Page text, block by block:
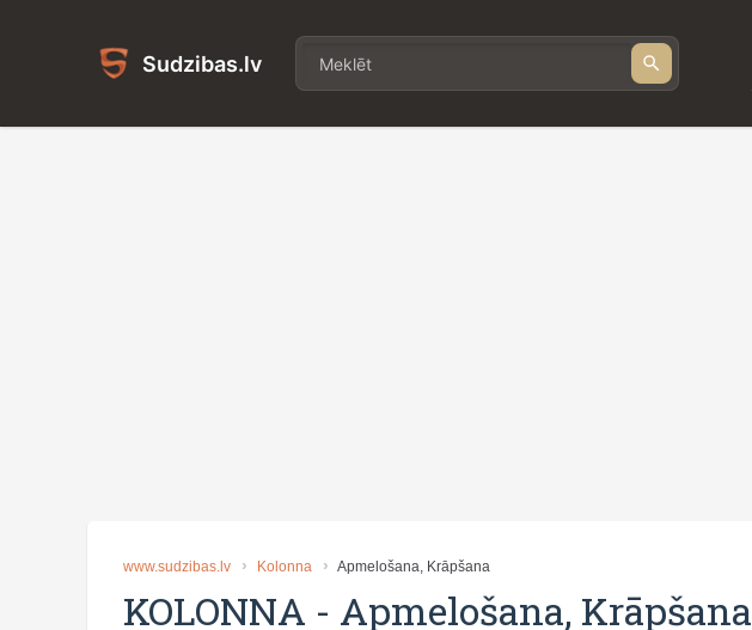
Sudzibas.lv
www.sudzibas.lv Kolonna Apmelošana, Krāpšana
KOLONNA - Apmelošana, Krāpšana